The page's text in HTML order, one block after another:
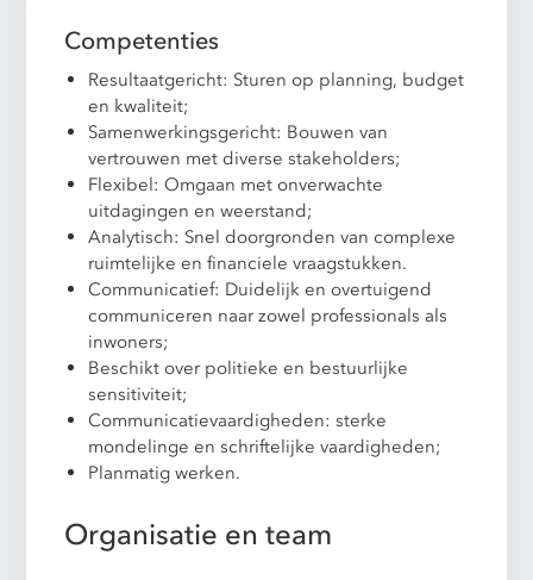
Competenties
Resultaatgericht: Sturen op planning, budget
en kwaliteit;
Samenwerkingsgericht: Bouwen van
vertrouwen met diverse stakeholders;
Flexibel: Omgaan met onverwachte
uitdagingen en weerstand;
Analytisch: Snel doorgronden van complexe
ruimtelijke en financiele vraagstukken.
Communicatief: Duidelijk en overtuigend
communiceren naar zowel professionals als
inwoners;
Beschikt over politieke en bestuurlijke
sensitiviteit;
Communicatievaardigheden: sterke
mondelinge en schriftelijke vaardigheden;
Planmatig werken.
Organisatie en team